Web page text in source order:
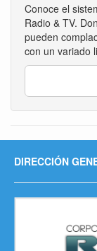
Conoce el
Radio & TV.
pueden
con un variado
DIRECCIÓN